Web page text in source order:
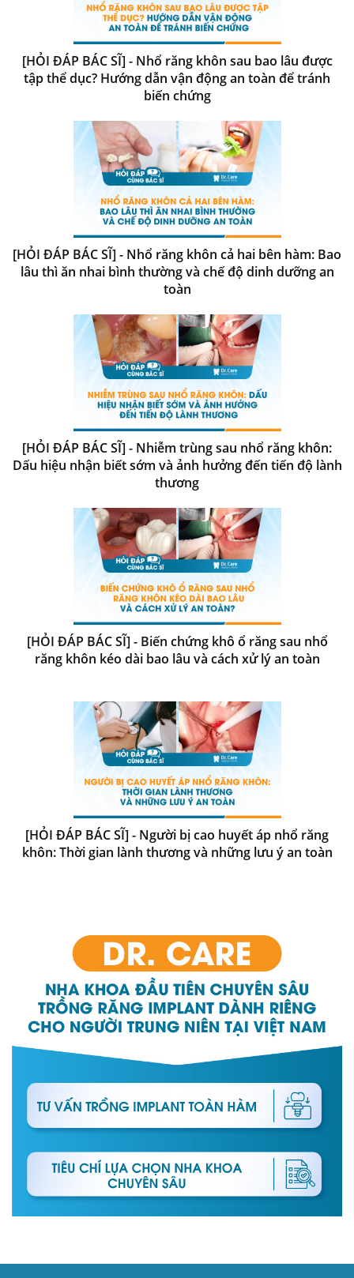
[HỎI ĐÁP BÁC SĨ] - Nhổ răng khôn sau bao lâu được
tập thể dục? Hướng dẫn vận động an toàn để tránh
biến chứng
[HỎI ĐÁP BÁC SĨ] - Nhổ răng khôn cả hai bên hàm: Bao
lâu thì ăn nhai bình thường và chế độ dinh dưỡng an
toàn
[HỎI ĐÁP BÁC SĨ] - Nhiễm trùng sau nhổ răng khôn:
Dấu hiệu nhận biết sớm và ảnh hưởng đến tiến độ lành
thương
[HỎI ĐÁP BÁC SĨ] - Biến chứng khô ổ răng sau nhổ
răng khôn kéo dài bao lâu và cách xử lý an toàn
[HỎI ĐÁP BÁC SĨ] - Người bị cao huyết áp nhổ răng
khôn: Thời gian lành thương và những lưu ý an toàn